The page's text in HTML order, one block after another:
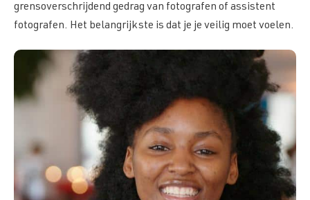
grensoverschrijdend gedrag van fotografen of assistent
fotografen. Het belangrijkste is dat je je veilig moet voelen.